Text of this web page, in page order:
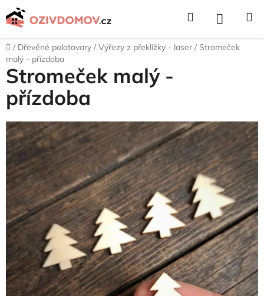
Přejít
na
Hledat NÁKUPNÍ
KOŠÍK
Domů
/ Dřevěné polotovary / Výřezy z překližky - laser / Stromeček
malý - přízdoba
Stromeček malý -
přízdoba